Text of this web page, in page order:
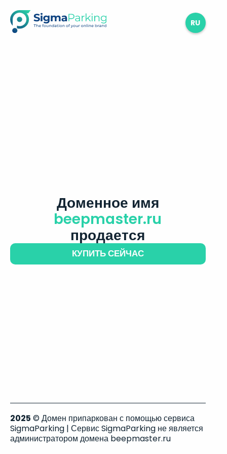
RU
Доменное имя
beepmaster.ru
продается
КУПИТЬ СЕЙЧАС
2025 © Домен припаркован с помощью сервиса
SigmaParking | Сервис SigmaParking не является
администратором домена beepmaster.ru